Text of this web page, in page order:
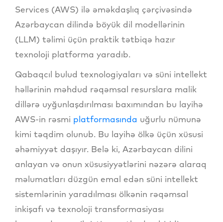
Services (AWS) ilə əməkdaşlıq çərçivəsində
Azərbaycan dilində böyük dil modellərinin
(LLM) təlimi üçün praktik tətbiqə hazır
texnoloji platforma yaradıb.
Qabaqcıl bulud texnologiyaları və süni intellekt
həllərinin məhdud rəqəmsal resurslara malik
dillərə uyğunlaşdırılması baxımından bu layihə
AWS-in rəsmi platformasında uğurlu nümunə
kimi təqdim olunub. Bu layihə ölkə üçün xüsusi
əhəmiyyət daşıyır. Belə ki, Azərbaycan dilini
anlayan və onun xüsusiyyətlərini nəzərə alaraq
məlumatları düzgün emal edən süni intellekt
sistemlərinin yaradılması ölkənin rəqəmsal
inkişafı və texnoloji transformasiyası